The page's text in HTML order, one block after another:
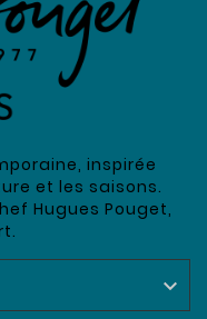
inspirée
et les saisons.
Hugues Pouget,
